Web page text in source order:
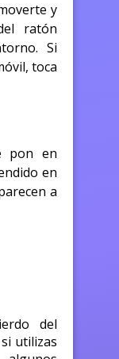
y
ratón
Si
toca
pon en
en
a
del
utilizas